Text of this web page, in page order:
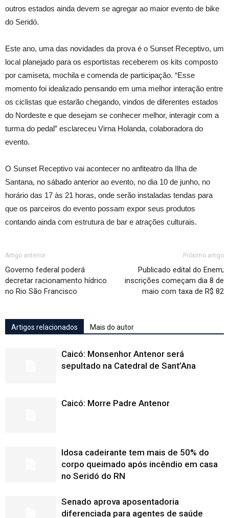
outros estados ainda devem se agregar ao maior evento de bike
do Seridó.
Este ano, uma das novidades da prova é o Sunset Receptivo, um
local planejado para os esportistas receberem os kits composto
por camiseta, mochila e comenda de participação. “Esse
momento foi idealizado pensando em uma melhor interação entre
os ciclistas que estarão chegando, vindos de diferentes estados
do Nordeste e que desejam se conhecer melhor, interagir com a
turma do pedal” esclareceu Virna Holanda, colaboradora do
evento.
O Sunset Receptivo vai acontecer no anfiteatro da Ilha de
Santana, no sábado anterior ao evento, no dia 10 de junho, no
horário das 17 às 21 horas, onde serão instaladas tendas para
que os parceiros do evento possam expor seus produtos
contando ainda com estrutura de bar e atrações culturais.
Artigo anterior
Governo federal poderá
decretar racionamento hídrico
no Rio São Francisco
Próximo artigo
Publicado edital do Enem;
inscrições começam dia 8 de
maio com taxa de R$ 82
Artigos relacionados Mais do autor
Caicó: Monsenhor Antenor será
sepultado na Catedral de Sant’Ana
Caicó: Morre Padre Antenor
Idosa cadeirante tem mais de 50% do
corpo queimado após incêndio em casa
no Seridó do RN
Senado aprova aposentadoria
diferenciada para agentes de saúde